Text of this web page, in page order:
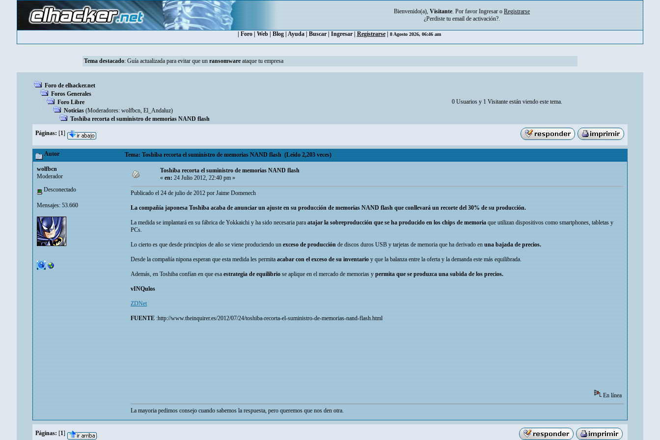
Bienvenido(a), Visitante. Por favor Ingresar o Registrarse
¿Perdiste tu email de activación?.
Foro| Web| Blog| Ayuda| Buscar| Ingresar| Registrarse| 8 Agosto 2026, 06:46 am
Tema destacado: Guía actualizada para evitar que un ransomware ataque tu empresa
Foro de elhacker.net
Foros Generales
Foro Libre
Noticias (Moderadores: wolfbcn, El_Andaluz)
Toshiba recorta el suministro de memorias NAND flash
0 Usuarios y 1 Visitante están viendo este tema.
Páginas: [1]
Autor Tema: Toshiba recorta el suministro de memorias NAND flash (Leído 2,203 veces)
wolfbcn
Moderador
Desconectado
Mensajes: 53.660
Toshiba recorta el suministro de memorias NAND flash
«en:24 Julio 2012, 22:40 pm »
Publicado el 24 de julio de 2012 por Jaime Domenech
La compañía japonesa Toshiba acaba de anunciar un ajuste en su producción de memorias NAND flash que conllevará un recorte del 30% de su producción.
La medida se implantará en su fábrica de Yokkaichi y ha sido necesaria paraatajar la sobreproducción que se ha producido en los chips de memoriaque utilizan dispositivos como smartphones, tabletas y
PCs.
Lo cierto es que desde principios de año se viene produciendo unexceso de producciónde discos duros USB y tarjetas de memoria que ha derivado enuna bajada de precios.
Desde la compañía nipona esperan que esta medida les permitaacabar con el exceso de su inventarioy que la balanza entre la oferta y la demanda este más equilibrada.
Además, en Toshiba confían en que esaestrategia de equilibriose aplique en el mercado de memorias ypermita que se produzca una subida de los precios.
vINQulos
ZDNet
FUENTE:http://www.theinquirer.es/2012/07/24/toshiba-recorta-el-suministro-de-memorias-nand-flash.html
En línea
La mayoria pedimos consejo cuando sabemos la respuesta, pero queremos que nos den otra.
Páginas: [1]